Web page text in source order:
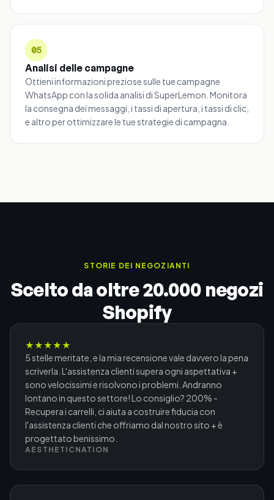
05
Analisi delle campagne
Ottieni informazioni preziose sulle tue campagne
WhatsApp con la solida analisi di SuperLemon. Monitora
la consegna dei messaggi, i tassi di apertura, i tassi di clic,
e altro per ottimizzare le tue strategie di campagna.
STORIE DEI NEGOZIANTI
Scelto da oltre 20.000 negozi
Shopify
★★★★★
5 stelle meritate, e la mia recensione vale davvero la pena
scriverla. L'assistenza clienti supera ogni aspettativa +
sono velocissimi e risolvono i problemi. Andranno
lontano in questo settore! Lo consiglio? 200% -
Recupera i carrelli, ci aiuta a costruire fiducia con
l'assistenza clienti che offriamo dal nostro sito + è
progettato benissimo.
AESTHETICNATION